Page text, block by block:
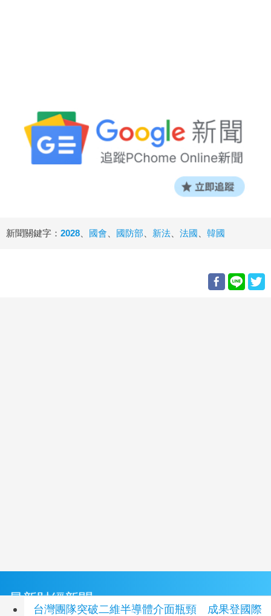
新聞關鍵字： 2028 國會 國防部 新法 法國 韓國
最新財經新聞
台灣團隊突破二維半導體介面瓶頸 成果登國際